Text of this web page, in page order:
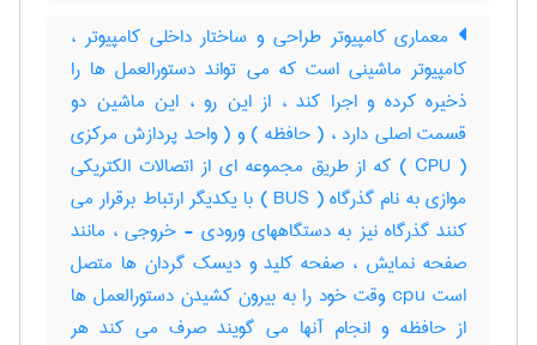
معماری کامپیوتر طراحی و ساختار داخلی کامپیوتر ،
کامپیوتر ماشینی است که می تواند دستورالعمل ها را
ذخیره کرده و اجرا کند ، از این رو ، این ماشین دو
قسمت اصلی دارد ، ( حافظه ) و ( واحد پردازش مرکزی
( CPU ) که از طریق مجموعه ای از اتصالات الکتریکی
موازی به نام گذرگاه ( BUS ) با یکدیگر ارتباط برقرار می
کنند گذرگاه نیز به دستگاههای ورودی - خروجی ، مانند
صفحه نمایش ، صفحه کلید و دیسک گردان ها متصل
است cpu وقت خود را به بیرون کشیدن دستورالعمل ها
از حافظه و انجام آنها می گویند صرف می کند هر